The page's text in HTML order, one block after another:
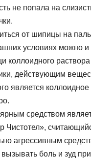
не попала на
от шипицы на
условиях можно и
коллоидного раствора
действующим
является коллоидное
средством
Чистотел»,
агрессивным
боль и зуд при